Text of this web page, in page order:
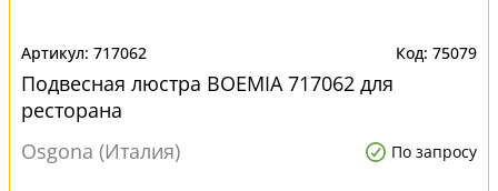
717062 75079
Подвесная люстра BOEMIA 717062 для
ресторана
Osgona (Италия)
По запросу